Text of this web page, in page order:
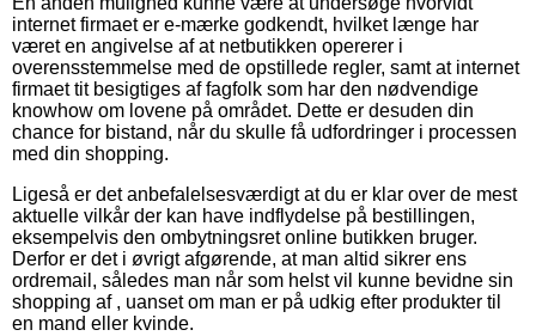
internet firmaet er e-mærke godkendt, hvilket længe har
været en angivelse af at netbutikken opererer i
overensstemmelse med de opstillede regler, samt at internet
firmaet tit besigtiges af fagfolk som har den nødvendige
knowhow om lovene på området. Dette er desuden din
chance for bistand, når du skulle få udfordringer i processen
med din shopping.
Ligeså er det anbefalelsesværdigt at du er klar over de mest
aktuelle vilkår der kan have indflydelse på bestillingen,
eksempelvis den ombytningsret online butikken bruger.
Derfor er det i øvrigt afgørende, at man altid sikrer ens
ordremail, således man når som helst vil kunne bevidne sin
shopping af , uanset om man er på udkig efter produkter til
en mand eller kvinde.